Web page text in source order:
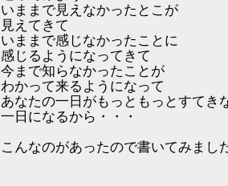
いままで見えなかったとこが
見えてきて
いままで感じなかったことに
感じるようになってきて
今まで知らなかったことが
わかって来るようになって
あなたの一日がもっともっとすてき
一日になるから・・・
こんなのがあったので書いてみまし